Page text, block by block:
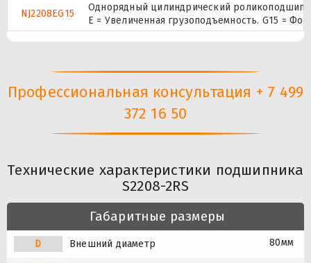
NJ2208EG15
Однорядный цилиндрический
E = Увеличенная грузоподъемность. G15 =
Профессиональная консультация + 7 499
372 16 50
Технические характеристики подшипника
S2208-2RS
Габаритные размеры
D Внешний диаметр 80мм